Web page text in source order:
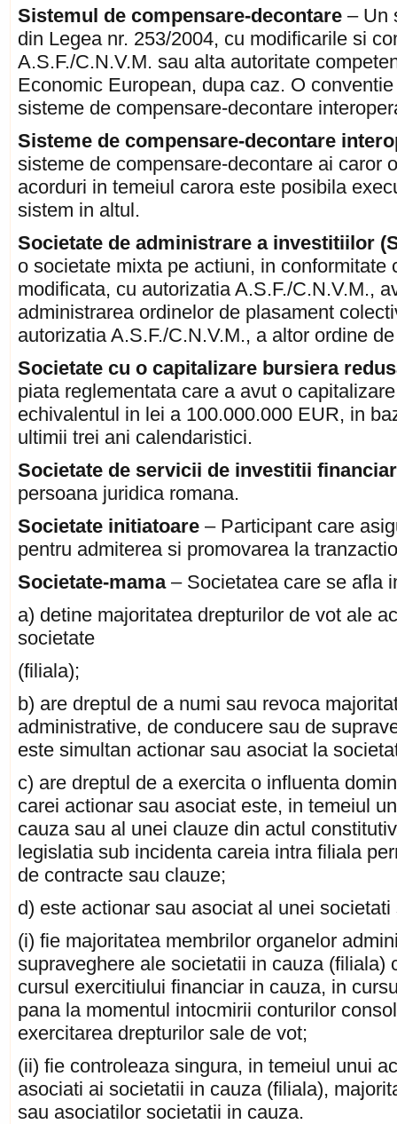
Sistemul de compensare-decontare – Un
din Legea nr. 253/2004, cu modificarile si
A.S.F./C.N.V.M. sau alta autoritate
Economic European, dupa caz. O
sisteme de compensare-decontare
Sisteme de compensare-decontare
sisteme de compensare-decontare ai caror
acorduri in temeiul carora este posibila
sistem in altul.
Societate de administrare a investitiilor
o societate mixta pe actiuni, in conformitate
modificata, cu autorizatia A.S.F./C.N.V.M.,
administrarea ordinelor de plasament
autorizatia A.S.F./C.N.V.M., a altor ordine
Societate cu o capitalizare bursiera
piata reglementata care a avut o
echivalentul in lei a 100.000.000 EUR, in
ultimii trei ani calendaristici.
Societate de servicii de investitii
persoana juridica romana.
Societate initiatoare – Participant care
pentru admiterea si promovarea la
Societate-mama– Societatea care se afla
a) detine majoritatea drepturilor de vot ale
societate
(filiala);
b) are dreptul de a numi sau revoca
administrative, de conducere sau de
este simultan actionar sau asociat la
c) are dreptul de a exercita o influenta
carei actionar sau asociat este, in temeiul
cauza sau al unei clauze din actul
legislatia sub incidenta careia intra filiala
de contracte sau clauze;
d) este actionar sau asociat al unei societati
(i) fie majoritatea membrilor organelor
supraveghere ale societatii in cauza (filiala)
cursul exercitiului financiar in cauza, in
pana la momentul intocmirii conturilor
exercitarea drepturilor sale de vot;
(ii) fie controleaza singura, in temeiul unui
asociati ai societatii in cauza (filiala),
sau asociatilor societatii in cauza.